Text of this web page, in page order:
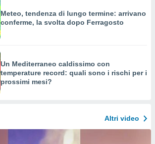
Meteo, tendenza di lungo termine: arrivano
conferme, la svolta dopo Ferragosto
Un Mediterraneo caldissimo con
temperature record: quali sono i rischi per i
prossimi mesi?
Altri video